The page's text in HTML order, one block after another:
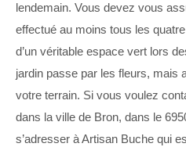
lendemain. Vous devez vous
effectué au moins tous les
d’un véritable espace vert lors
jardin passe par les fleurs, mais
votre terrain. Si vous voulez
dans la ville de Bron, dans le
s’adresser à Artisan Buche qui